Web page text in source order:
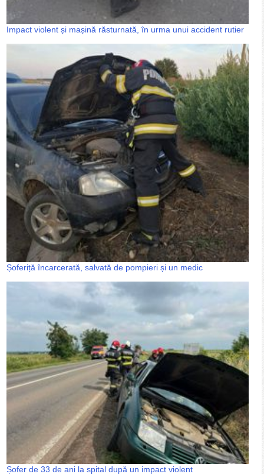
Impact violent și mașină răsturnată, în urma unui accident rutier
Șoferiță încarcerată, salvată de pompieri și un medic
Șofer de 33 de ani la spital după un impact violent